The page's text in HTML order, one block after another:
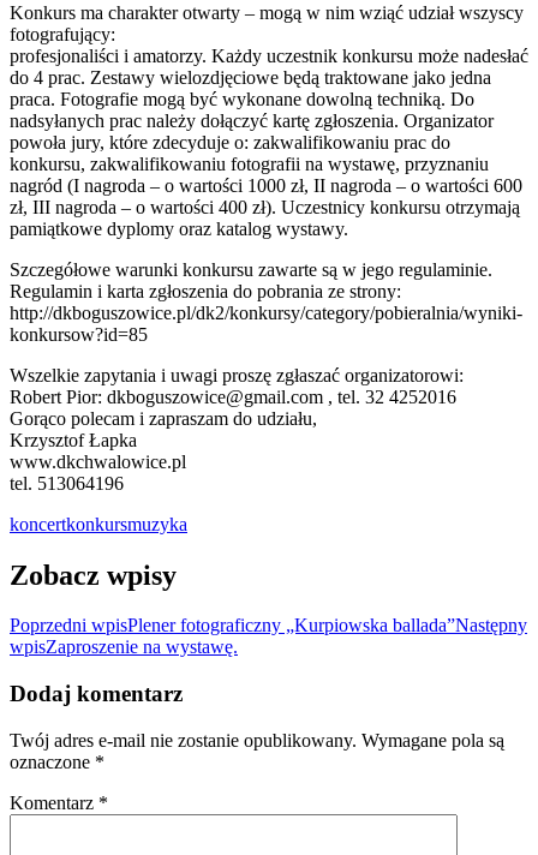
Konkurs ma charakter otwarty – mogą w nim wziąć udział wszyscy
fotografujący:
profesjonaliści i amatorzy. Każdy uczestnik konkursu może nadesłać
do 4 prac. Zestawy wielozdjęciowe będą traktowane jako jedna
praca. Fotografie mogą być wykonane dowolną techniką. Do
nadsyłanych prac należy dołączyć kartę zgłoszenia. Organizator
powoła jury, które zdecyduje o: zakwalifikowaniu prac do
konkursu, zakwalifikowaniu fotografii na wystawę, przyznaniu
nagród (I nagroda – o wartości 1000 zł, II nagroda – o wartości 600
zł, III nagroda – o wartości 400 zł). Uczestnicy konkursu otrzymają
pamiątkowe dyplomy oraz katalog wystawy.
Szczegółowe warunki konkursu zawarte są w jego regulaminie.
Regulamin i karta zgłoszenia do pobrania ze strony:
http://dkboguszowice.pl/dk2/konkursy/category/pobieralnia/wyniki-
konkursow?id=85
Wszelkie zapytania i uwagi proszę zgłaszać organizatorowi:
Robert Pior: dkboguszowice@gmail.com , tel. 32 4252016
Gorąco polecam i zapraszam do udziału,
Krzysztof Łapka
www.dkchwalowice.pl
tel. 513064196
koncertkonkursmuzyka
Zobacz wpisy
Poprzedni wpisPlener fotograficzny „Kurpiowska ballada”Następny
wpisZaproszenie na wystawę.
Dodaj komentarz
Twój adres e-mail nie zostanie opublikowany. Wymagane pola są
oznaczone *
Komentarz *